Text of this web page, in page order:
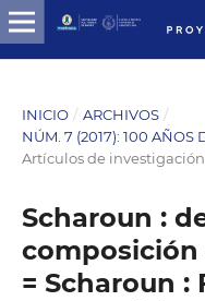
INICIO / ARCHIVOS /
NÚM. 7 (2017): 100 AÑOS
Artículos de investigación
Scharoun :
= Scharoun :